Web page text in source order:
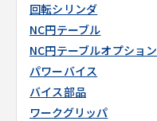
回転シリンダ
NC円テーブル
NC円テーブルオプション
パワーバイス
バイス部品
ワークグリッパ